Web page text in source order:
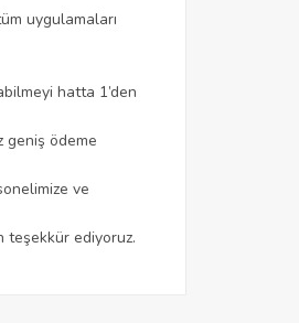
uygulamaları
hatta 1’den
geniş ödeme
ve
teşekkür ediyoruz.